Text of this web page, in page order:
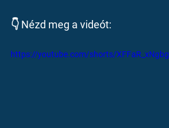
👇 Nézd meg a videót:
https://youtube.com/shorts/XFFaR_xNgbg